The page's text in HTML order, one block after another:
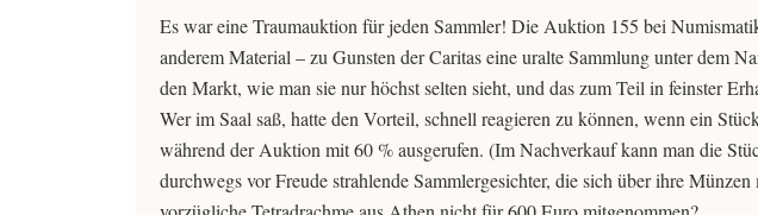
Es war eine Traumauktion für jeden Sammler! Die Auktion 155 bei
anderem Material – zu Gunsten der Caritas eine uralte Sammlung unter dem
den Markt, wie man sie nur höchst selten sieht, und das zum Teil in feinster
Wer im Saal saß, hatte den Vorteil, schnell reagieren zu können, wenn ein
während der Auktion mit 60 % ausgerufen. (Im Nachverkauf kann man die
durchwegs vor Freude strahlende Sammlergesichter, die sich über ihre